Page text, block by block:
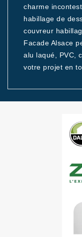
charme
habillage de
couvreur
Facade Alsace
alu laqué, PVC,
votre projet en